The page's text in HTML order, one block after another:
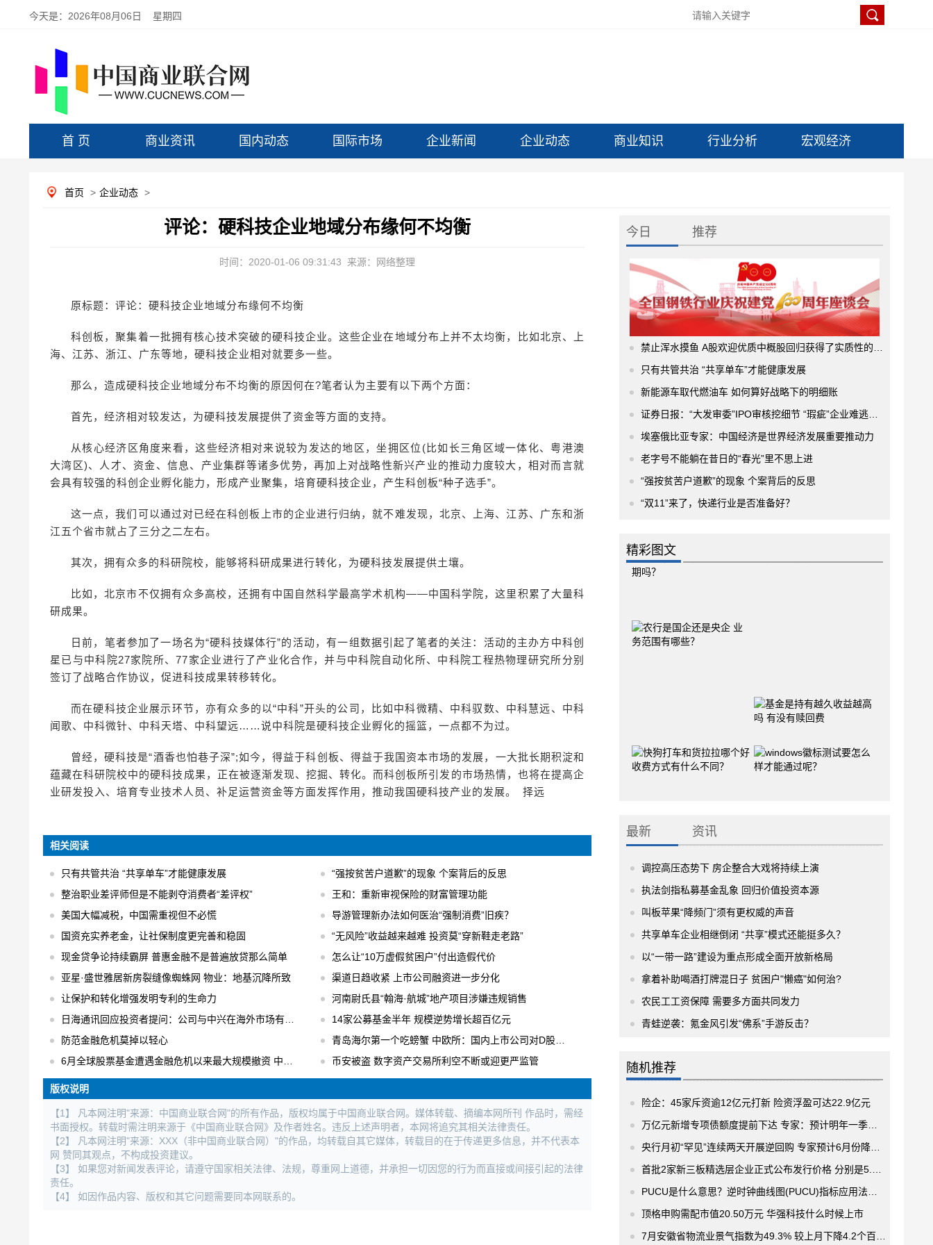
今天是： 2026年08月06日 星期四
首 页 商业资讯 国内动态 国际市场 企业新闻 企业动态 商业知识 行业分析 宏观经济
首页 > 企业动态 >
评论：硬科技企业地域分布缘何不均衡
时间：2020-01-06 09:31:43 来源：网络整理
原标题：评论：硬科技企业地域分布缘何不均衡
科创板，聚集着一批拥有核心技术突破的硬科技企业。这些企业在地域分布上并不太均衡，比如北京、上
海、江苏、浙江、广东等地，硬科技企业相对就要多一些。
那么，造成硬科技企业地域分布不均衡的原因何在?笔者认为主要有以下两个方面：
首先，经济相对较发达，为硬科技发展提供了资金等方面的支持。
从核心经济区角度来看，这些经济相对来说较为发达的地区，坐拥区位(比如长三角区域一体化、粤港澳
大湾区)、人才、资金、信息、产业集群等诸多优势，再加上对战略性新兴产业的推动力度较大，相对而言就
会具有较强的科创企业孵化能力，形成产业聚集，培育硬科技企业，产生科创板“种子选手”。
这一点，我们可以通过对已经在科创板上市的企业进行归纳，就不难发现，北京、上海、江苏、广东和浙
江五个省市就占了三分之二左右。
其次，拥有众多的科研院校，能够将科研成果进行转化，为硬科技发展提供土壤。
比如，北京市不仅拥有众多高校，还拥有中国自然科学最高学术机构——中国科学院，这里积累了大量科
研成果。
日前，笔者参加了一场名为“硬科技媒体行”的活动，有一组数据引起了笔者的关注：活动的主办方中科创
星已与中科院27家院所、77家企业进行了产业化合作，并与中科院自动化所、中科院工程热物理研究所分别
签订了战略合作协议，促进科技成果转移转化。
而在硬科技企业展示环节，亦有众多的以“中科”开头的公司，比如中科微精、中科驭数、中科慧远、中科
闻歌、中科微针、中科天塔、中科望远……说中科院是硬科技企业孵化的摇篮，一点都不为过。
曾经，硬科技是“酒香也怕巷子深”;如今，得益于科创板、得益于我国资本市场的发展，一大批长期积淀和
蕴藏在科研院校中的硬科技成果，正在被逐渐发现、挖掘、转化。而科创板所引发的市场热情，也将在提高企
业研发投入、培育专业技术人员、补足运营资金等方面发挥作用，推动我国硬科技产业的发展。 择远
相关阅读
只有共管共治 “共享单车”才能健康发展
“强按贫苦户道歉”的现象 个案背后的反思
整治职业差评师但是不能剥夺消费者“差评权”
王和：重新审视保险的财富管理功能
美国大幅减税，中国需重视但不必慌
导游管理新办法如何医治“强制消费”旧疾？
国资充实养老金，让社保制度更完善和稳固
“无风险”收益越来越难 投资莫“穿新鞋走老路”
现金贷争论持续霸屏 普惠金融不是普遍放贷那么简单
怎么让“10万虚假贫困户”付出造假代价
亚星·盛世雅居新房裂缝像蜘蛛网 物业：地基沉降所致
渠道日趋收紧 上市公司融资进一步分化
让保护和转化增强发明专利的生命力
河南尉氏县“翰海·航城”地产项目涉嫌违规销售
日海通讯回应投资者提问：公司与中兴在海外市场有合作
14家公募基金半年 规模逆势增长超百亿元
防范金融危机莫掉以轻心
青岛海尔第一个吃螃蟹 中欧所：国内上市公司对D股关注度逐步升温
6月全球股票基金遭遇金融危机以来最大规模撤资 中国不减反增
币安被盗 数字资产交易所利空不断或迎更严监管
版权说明
【1】 凡本网注明"来源：中国商业联合网"的所有作品，版权均属于中国商业联合网。媒体转载、摘编本网所刊 作品时，需经
书面授权。转载时需注明来源于《中国商业联合网》及作者姓名。违反上述声明者，本网将追究其相关法律责任。
【2】 凡本网注明"来源：XXX（非中国商业联合网）"的作品，均转载自其它媒体，转载目的在于传递更多信息，并不代表本
网 赞同其观点，不构成投资建议。
【3】 如果您对新闻发表评论，请遵守国家相关法律、法规，尊重网上道德，并承担一切因您的行为而直接或间接引起的法律
责任。
【4】 如因作品内容、版权和其它问题需要同本网联系的。
今日 推荐
禁止浑水摸鱼 A股欢迎优质中概股回归获得了实质性的进展
只有共管共治 “共享单车”才能健康发展
新能源车取代燃油车 如何算好战略下的明细账
证券日报：“大发审委”IPO审核挖细节 “瑕疵”企业难逃法眼
埃塞俄比亚专家：中国经济是世界经济发展重要推动力
老字号不能躺在昔日的“春光”里不思上进
“强按贫苦户道歉”的现象 个案背后的反思
“双11”来了，快递行业是否准备好？
精彩图文
最新 资讯
调控高压态势下 房企整合大戏将持续上演
执法剑指私募基金乱象 回归价值投资本源
叫板苹果“降频门”须有更权威的声音
共享单车企业相继倒闭 “共享”模式还能挺多久？
以“一带一路”建设为重点形成全面开放新格局
拿着补助喝酒打牌混日子 贫困户"懒癌"如何治?
农民工工资保障 需要多方面共同发力
青蛙逆袭：氪金风引发“佛系”手游反击？
随机推荐
险企：45家斥资逾12亿元打新 险资浮盈可达22.9亿元
万亿元新增专项债额度提前下达 专家：预计明年一季度发行8200亿元
央行月初“罕见”连续两天开展逆回购 专家预计6月份降准可能性增大
首批2家新三板精选层企业正式公布发行价格 分别是5.45元/股和25.18元/股
PUCU是什么意思？逆时钟曲线图(PUCU)指标应用法则有哪些？
顶格申购需配市值20.50万元 华强科技什么时候上市
7月安徽省物流业景气指数为49.3% 较上月下降4.2个百分点